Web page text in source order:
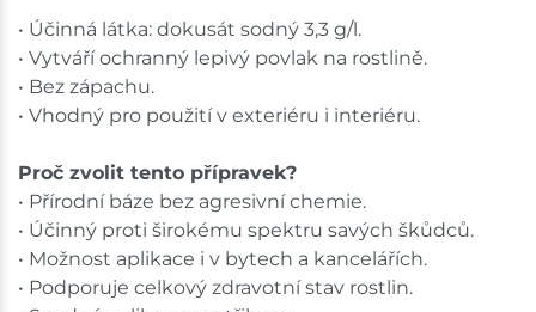
• Účinná látka: dokusát sodný 3,3 g/l.
• Vytváří ochranný lepivý povlak na rostlině.
• Bez zápachu.
• Vhodný pro použití v exteriéru i interiéru.
Proč zvolit tento přípravek?
• Přírodní báze bez agresivní chemie.
• Účinný proti širokému spektru savých škůdců.
• Možnost aplikace i v bytech a kancelářích.
• Podporuje celkový zdravotní stav rostlin.